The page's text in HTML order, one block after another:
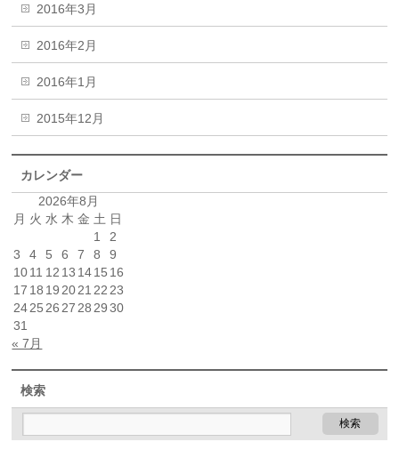
2016年3月
2016年2月
2016年1月
2015年12月
カレンダー
2026年8月
月 火 水 木 金 土 日
1
2
3
4 5 6 7 8
9
1011 12 13 1415 16
17 18 19 2021 22 23
2425 26 27 28 29 30
31
« 7月
検索